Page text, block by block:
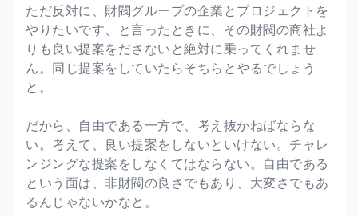
ただ反対に、財閥グループの企業とプロジェクトを
やりたいです、と言ったときに、その財閥の商社よ
りも良い提案をださないと絶対に乗ってくれませ
ん。同じ提案をしていたらそちらとやるでしょう
と。
だから、自由である一方で、考え抜かねばならな
い。考えて、良い提案をしないといけない。チャレ
ンジングな提案をしなくてはならない。自由である
という面は、非財閥の良さでもあり、大変さでもあ
るんじゃないかなと。